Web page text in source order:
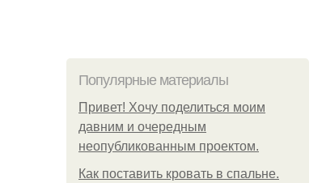
Популярные материалы
Привет! Хочу поделиться моим
давним и очередным
неопубликованным проектом.
Как поставить кровать в спальне.